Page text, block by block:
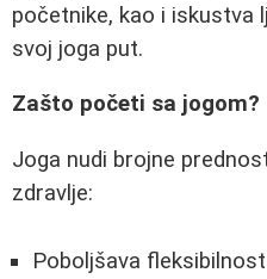
početnike, kao i iskustva
svoj joga put.
Zašto početi sa jogom?
Joga nudi brojne
zdravlje:
Poboljšava